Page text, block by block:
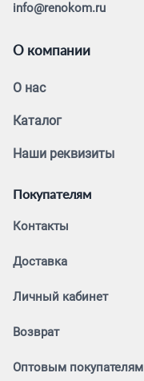
info@renokom.ru
О компании
О нас
Каталог
Наши реквизиты
Покупателям
Контакты
Доставка
Личный кабинет
Возврат
Оптовым покупателям